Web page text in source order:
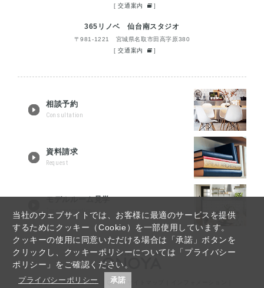
当社のウェブサイトでは、お客様に最適のサービスを提供
するためにクッキー（Cookie）を一部使用しています。
クッキーの使用に同意いただける場合は「承諾」ボタンを
クリックし、クッキーポリシーについては「プライバシー
ポリシー」をご確認ください。
プライバシーポリシー 承諾
[交通案内 ]
365リノベ 仙台南スタジオ
〒981-1221 宮城県名取市田高字原380
[交通案内 ]
相談予約
Consultation
資料請求
Request
モデルルーム見学
Tour reservation
仙台リノベーションTOP Q&A｜